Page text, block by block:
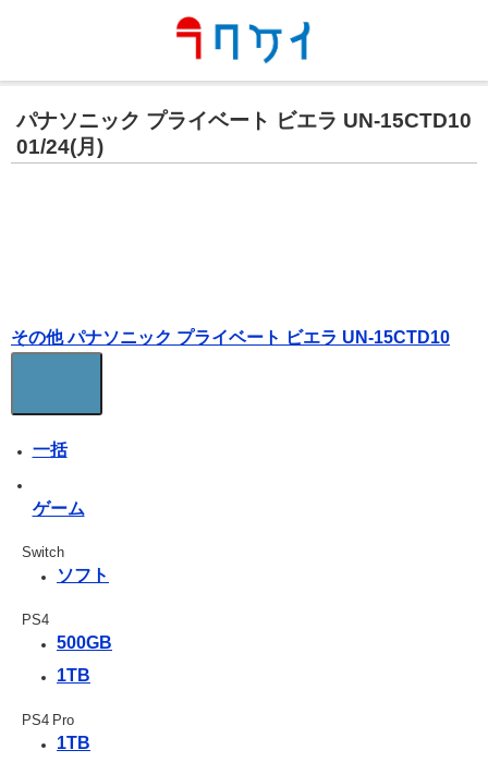
パナソニック プライベート ビエラ UN-15CTD10
01/24(月)
その他 パナソニック プライベート ビエラ UN-15CTD10
一括
ゲーム
Switch
ソフト
PS4
500GB
1TB
PS4 Pro
1TB